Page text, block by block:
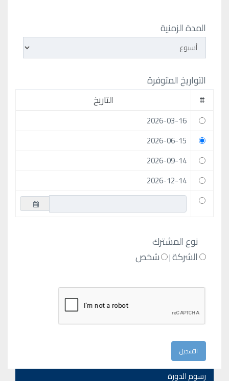
المدة الزمنية
التواريخ المتوفرة
# التاريخ
2026-03-16
2026-06-15
2026-09-14
2026-12-14
نوع المشترك
الشركة| شخص
رسوم الدورة